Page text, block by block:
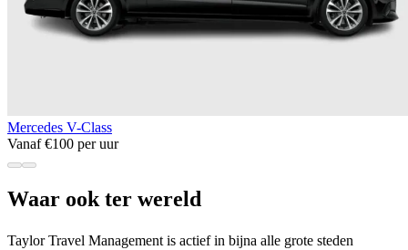
Mercedes V-Class
Vanaf €100 per uur
Waar ook ter wereld
Taylor Travel Management is actief in bijna alle grote steden